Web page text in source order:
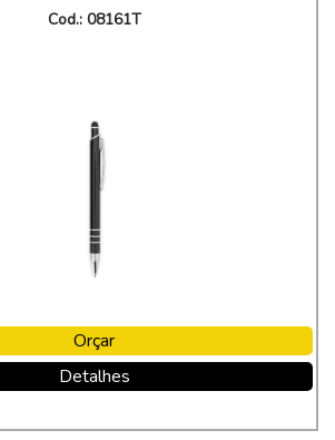
Cod.: 08161T
Orçar
Detalhes